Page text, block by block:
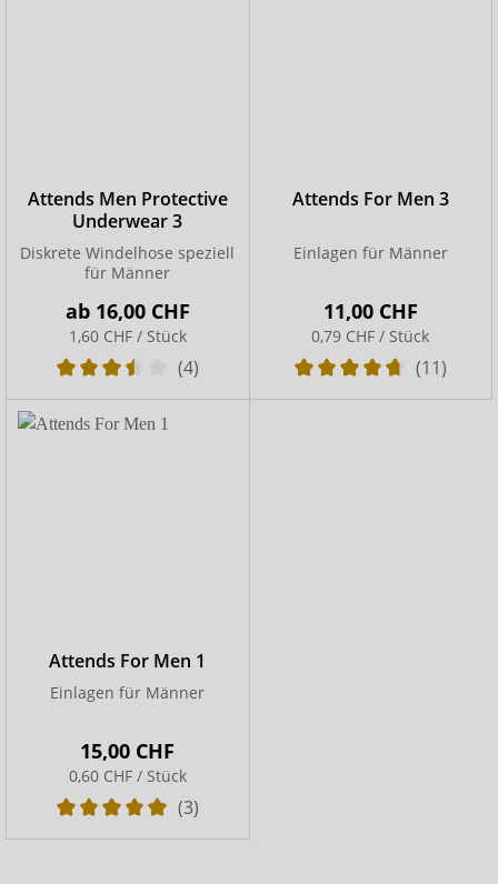
Attends Men Protective
Underwear 3
Diskrete Windelhose speziell
für Männer
ab 16,00 CHF
1,60 CHF / Stück
(4)
Attends For Men 3
Einlagen für Männer
11,00 CHF
0,79 CHF / Stück
(11)
Attends For Men 1
Einlagen für Männer
15,00 CHF
0,60 CHF / Stück
(3)